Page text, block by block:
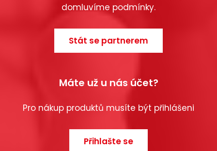
domluvíme podmínky.
Stát se partnerem
Máte už u nás účet?
Pro nákup produktů musíte být přihlášeni
Přihlašte se